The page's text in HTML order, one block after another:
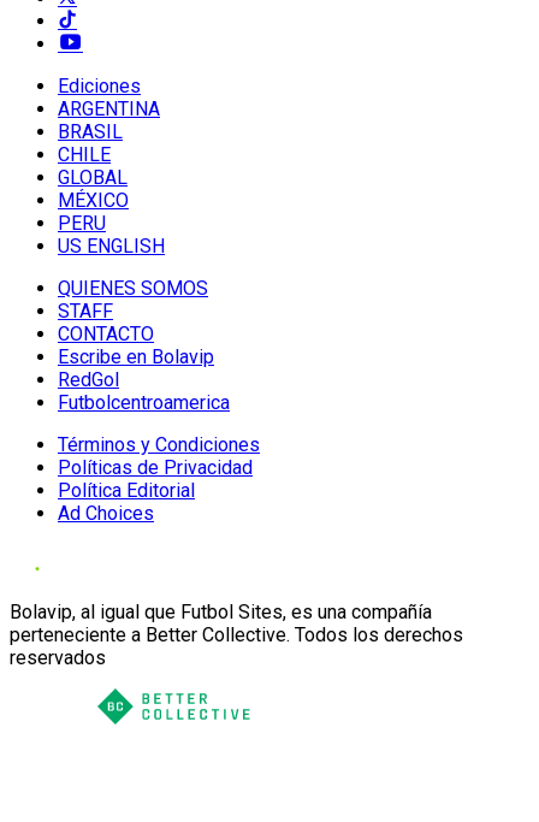
Ediciones
ARGENTINA
BRASIL
CHILE
GLOBAL
MÉXICO
PERU
US ENGLISH
QUIENES SOMOS
STAFF
CONTACTO
Escribe en Bolavip
RedGol
Futbolcentroamerica
Términos y Condiciones
Políticas de Privacidad
Política Editorial
Ad Choices
Bolavip, al igual que Futbol Sites, es una compañía
perteneciente a Better Collective. Todos los derechos
reservados